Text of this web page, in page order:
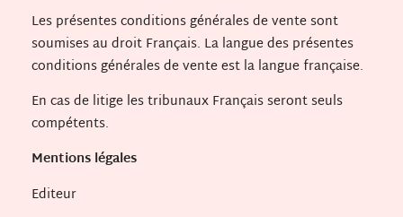
Les présentes conditions générales de vente sont
soumises au droit Français. La langue des présentes
conditions générales de vente est la langue française.
En cas de litige les tribunaux Français seront seuls
compétents.
Mentions légales
Editeur